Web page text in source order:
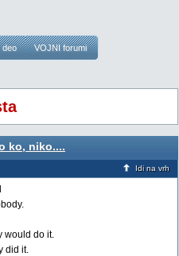
deo VOJNI forumi
ko, niko....
Idi na vrh
would do it.
did it.